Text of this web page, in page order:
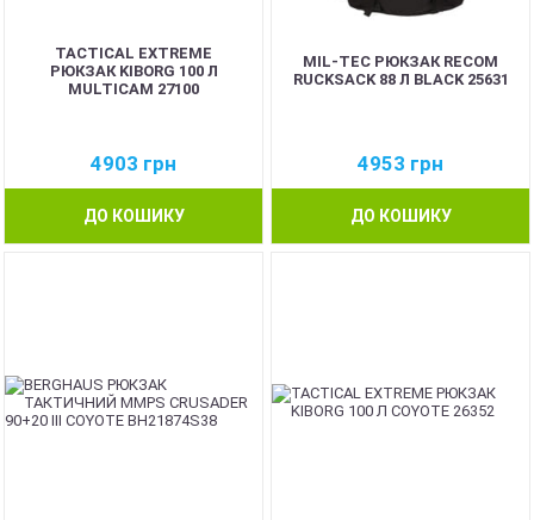
TACTICAL EXTREME
РЮКЗАК KIBORG 100 Л
MULTICAM 27100
4903 грн
ДО КОШИКУ
MIL-TEC РЮКЗАК RECOM
RUCKSACK 88 Л BLACK 25631
4953 грн
ДО КОШИКУ